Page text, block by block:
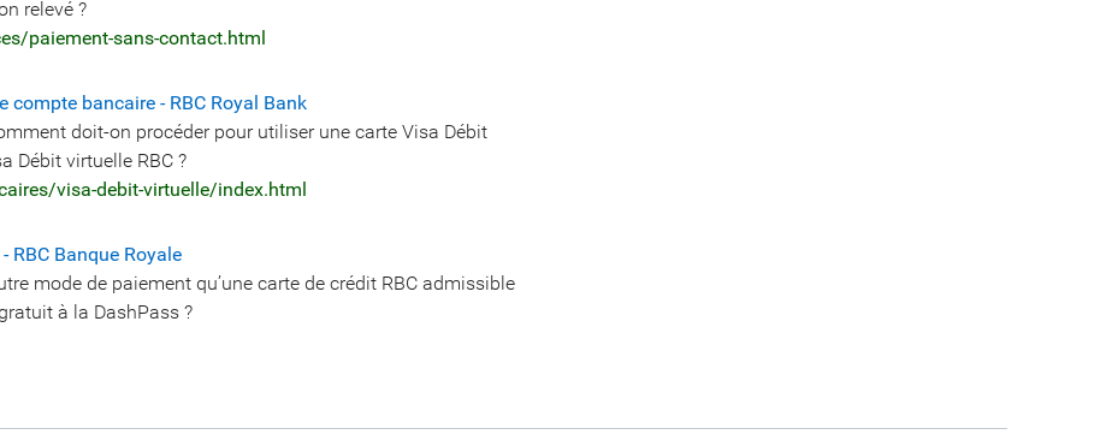
relevé ?
paiement-sans-contact.html
compte bancaire - RBC Royal Bank
doit-on procéder pour utiliser une carte Visa Débit
Débit virtuelle RBC ?
visa-debit-virtuelle/index.html
RBC Banque Royale
mode de paiement qu’une carte de crédit RBC admissible
à la DashPass ?